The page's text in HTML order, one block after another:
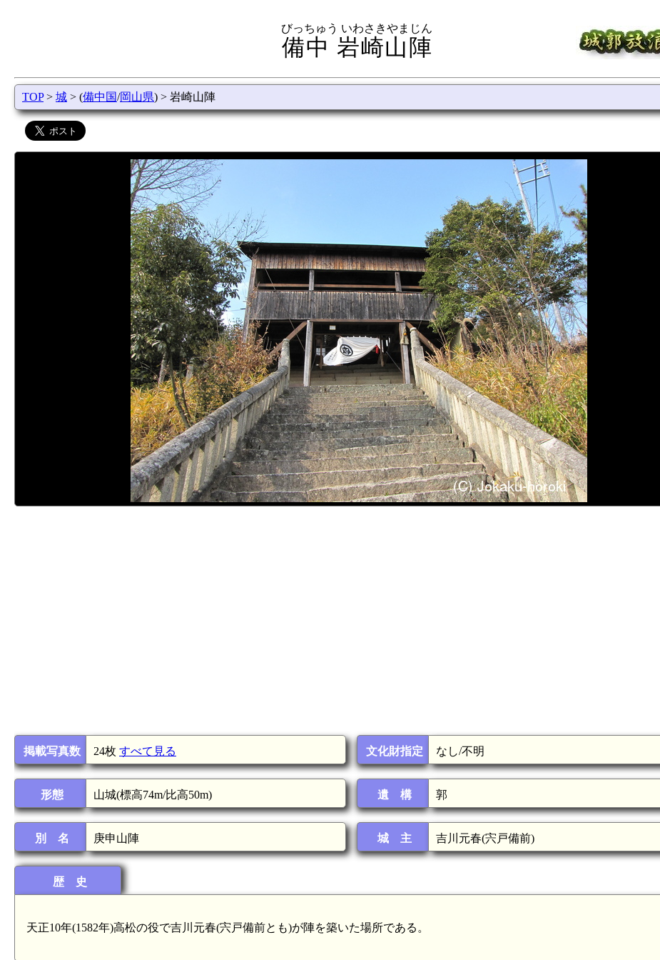
備中 岩崎山陣
びっちゅう いわさきやまじん
TOP> 城 > (備中国/岡山県) > 岩崎山陣
掲載写真数 24枚 すべて見る
形態 山城(標高74m/比高50m)
別 名 庚申山陣
文化財指定 なし/不明
遺 構 郭
城 主 吉川元春(宍戸備前)
歴 史
天正10年(1582年)高松の役で吉川元春(宍戸備前とも)が陣を築いた場所である。